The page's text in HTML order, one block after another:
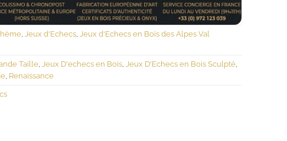
, Jeux d'Echecs, Jeux d'Echecs en Bois des Alpes Val
Taille, Jeux D'echecs en Bois, Jeux D'Echecs en Bois Sculpté,
, Renaissance